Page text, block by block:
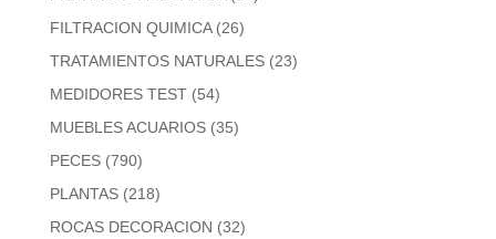
FILTRACION QUIMICA (26)
TRATAMIENTOS NATURALES (23)
MEDIDORES TEST (54)
MUEBLES ACUARIOS (35)
PECES (790)
PLANTAS (218)
ROCAS DECORACION (32)